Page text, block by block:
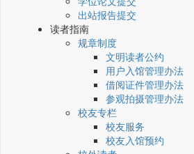
出站报告提交
读者指南
规章制度
文明读者公约
用户入馆管理办法
借阅证件管理办法
参观拍摄管理办法
校友专栏
校友服务
校友入馆预约